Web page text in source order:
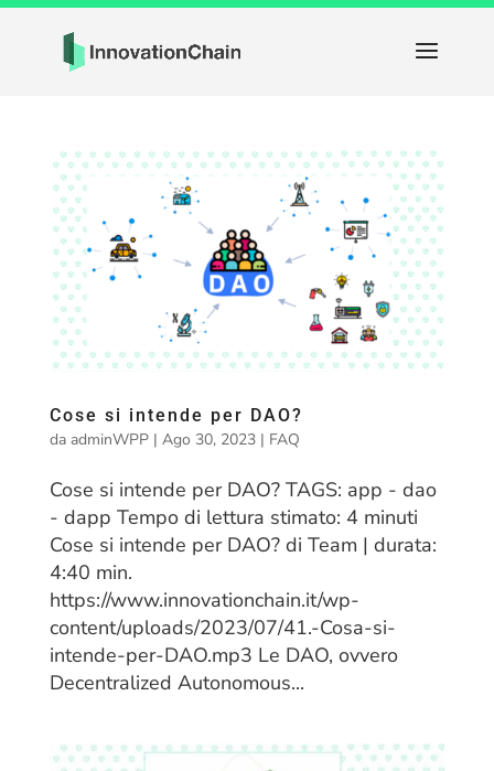
Cose si intende per DAO?
da adminWPP| Ago 30, 2023| FAQ
Cose si intende per DAO? TAGS: app - dao
- dapp Tempo di lettura stimato: 4 minuti
Cose si intende per DAO? di Team | durata:
4:40 min.
https://www.innovationchain.it/wp-
content/uploads/2023/07/41.-Cosa-si-
intende-per-DAO.mp3 Le DAO, ovvero
Decentralized Autonomous...